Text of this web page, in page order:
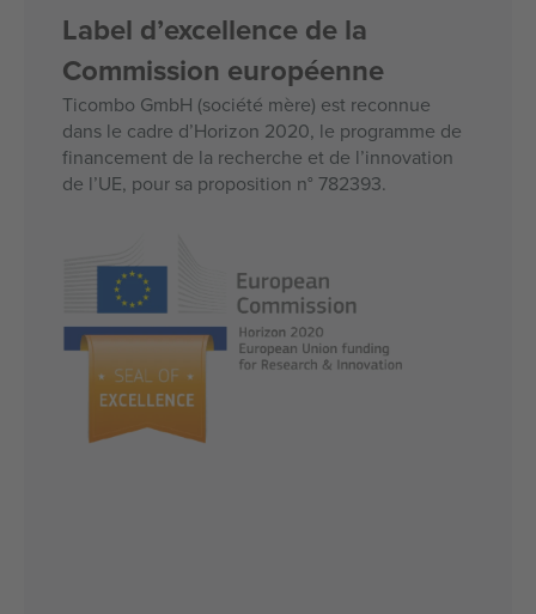
Label d’excellence de la
Commission européenne
Ticombo GmbH (société mère) est reconnue
dans le cadre d’Horizon 2020, le programme de
financement de la recherche et de l’innovation
de l’UE, pour sa proposition n° 782393.